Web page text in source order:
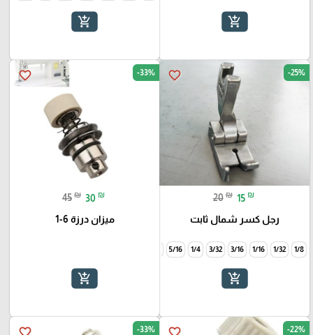
add_shopping_cart
add_shopping_cart
favorite_border -25%
20 ₪ 15 ₪
رجل كسر شمال ثابت
1/8
1/32
1/16
3/16
3/32
1/4
5/16
add_shopping_cart
favorite_border -33%
45 ₪ 30 ₪
ميزان درزة 6-1
add_shopping_cart
-22%
-33%